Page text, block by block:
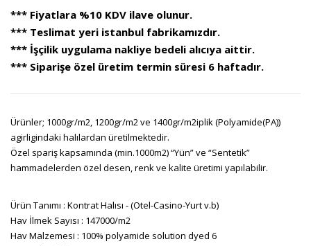
*** Fiyatlara %10 KDV ilave olunur.
*** Teslimat yeri istanbul fabrikamızdır.
*** İşçilik uygulama nakliye bedeli alıcıya aittir.
*** Siparişe özel üretim termin süresi 6 haftadır.
Ürünler; 1000gr/m2, 1200gr/m2 ve 1400gr/m2iplik (Polyamide(PA))
agirligindaki halılardan üretilmektedir.
Özel spariş kapsamında (min.1000m2) “Yün” ve “Sentetik”
hammadelerden özel desen, renk ve kalite üretimi yapılabilir.
Ürün Tanımı : Kontrat Halısı - (Otel-Casino-Yurt v.b)
Hav İlmek Sayısı : 147000/m2
Hav Malzemesi : 100% polyamide solution dyed 6